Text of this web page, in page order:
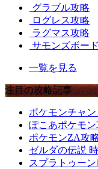
グラブル攻略
ログレス攻略
ラグマス攻略
サモンズボー
一覧を見る
注目の攻略記事
ポケモンチャ
ぽこあポケモン
ポケモンZA攻
ゼルダの伝説
スプラトゥー